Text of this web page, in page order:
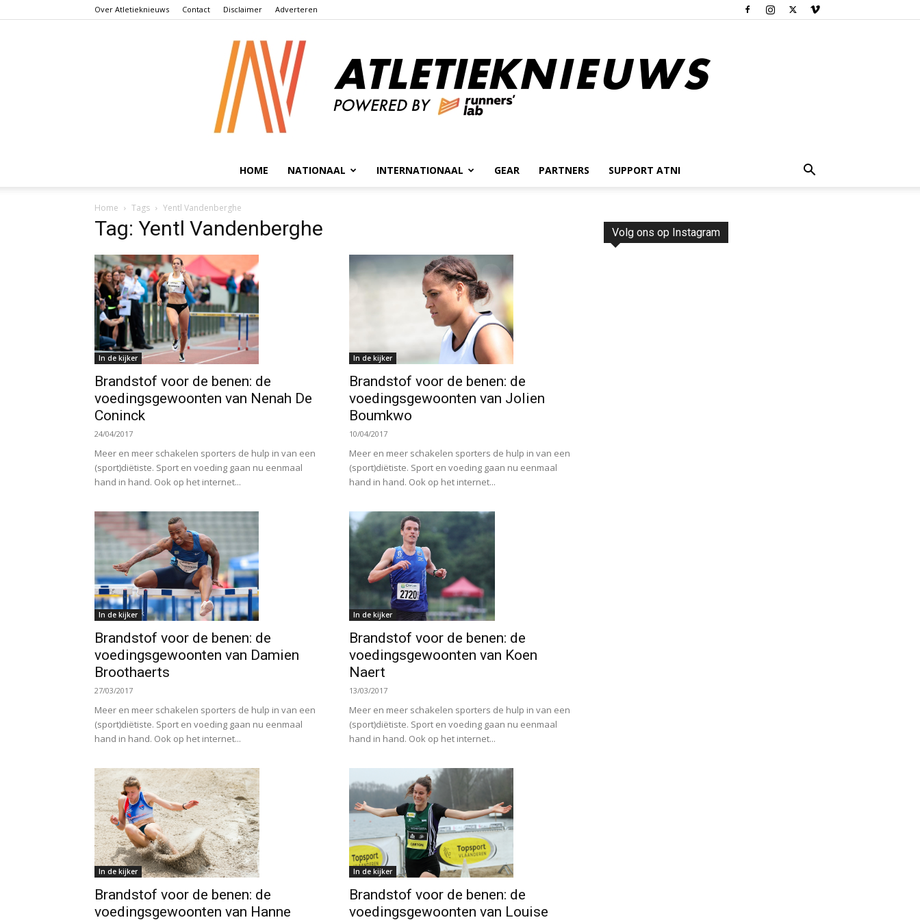
Over Atletieknieuws Contact Disclaimer Adverteren
HOME NATIONAAL INTERNATIONAAL GEAR PARTNERS SUPPORT ATNI
Home Tags Yentl Vandenberghe
Tag: Yentl Vandenberghe
In de kijker
Brandstof voor de benen: de
voedingsgewoonten van Nenah De
Coninck
24/04/2017
Meer en meer schakelen sporters de hulp in van een
(sport)diëtiste. Sport en voeding gaan nu eenmaal
hand in hand. Ook op het internet...
In de kijker
Brandstof voor de benen: de
voedingsgewoonten van Jolien
Boumkwo
10/04/2017
Meer en meer schakelen sporters de hulp in van een
(sport)diëtiste. Sport en voeding gaan nu eenmaal
hand in hand. Ook op het internet...
In de kijker
Brandstof voor de benen: de
voedingsgewoonten van Damien
Broothaerts
27/03/2017
Meer en meer schakelen sporters de hulp in van een
(sport)diëtiste. Sport en voeding gaan nu eenmaal
hand in hand. Ook op het internet...
In de kijker
Brandstof voor de benen: de
voedingsgewoonten van Koen
Naert
13/03/2017
Meer en meer schakelen sporters de hulp in van een
(sport)diëtiste. Sport en voeding gaan nu eenmaal
hand in hand. Ook op het internet...
In de kijker
Brandstof voor de benen: de
voedingsgewoonten van Hanne
In de kijker
Brandstof voor de benen: de
voedingsgewoonten van Louise
Volg ons op Instagram